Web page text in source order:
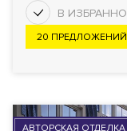
20 ПРЕДЛОЖЕНИЙ
АВТОРСКАЯ ОТДЕЛКА